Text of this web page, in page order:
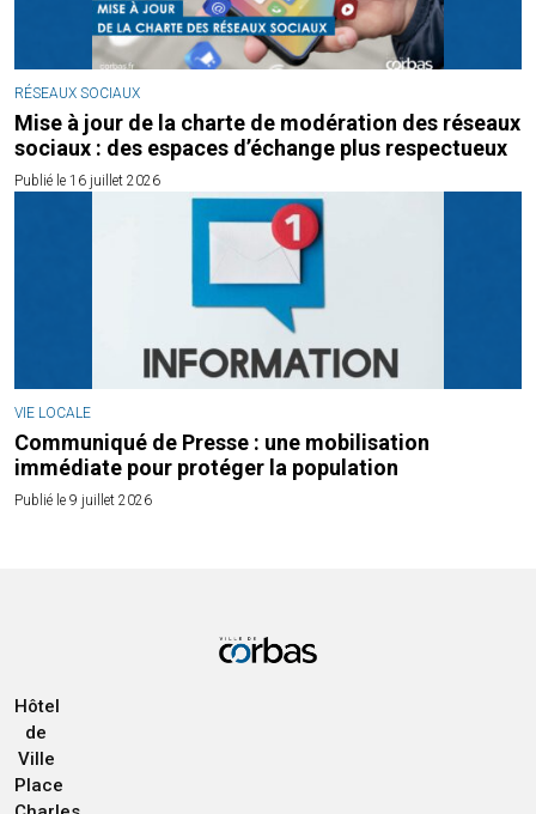
RÉSEAUX SOCIAUX
Mise à jour de la charte de modération des réseaux
sociaux : des espaces d’échange plus respectueux
Publié le 16 juillet 2026
VIE LOCALE
Communiqué de Presse : une mobilisation
immédiate pour protéger la population
Publié le 9 juillet 2026
Hôtel
de
Ville
Place